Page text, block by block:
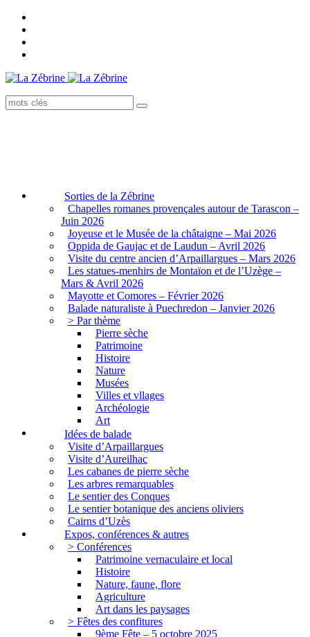
Sorties de la Zébrine
Chapelles romanes provençales autour de Tarascon –
Juin 2026
Joyeuse et le Musée de la châtaigne – Mai 2026
Oppida de Gaujac et de Laudun – Avril 2026
Visite du centre ancien d’Arpaillargues – Mars 2026
Les statues-menhirs de Montaïon et de l’Uzège –
Mars & Avril 2026
Mayotte et Comores – Février 2026
Balade naturaliste à Puechredon – Janvier 2026
> Par thème
Pierre sèche
Patrimoine
Histoire
Nature
Musées
Villes et vllages
Archéologie
Art
Idées de balade
Visite d’Arpaillargues
Visite d’Aureilhac
Les cabanes de pierre sèche
Les arbres remarquables
Le sentier des Conques
Le sentier botanique des anciens oliviers
Cairns d’Uzès
Expos, conférences & autres
> Conférences
Patrimoine vernaculaire et local
Histoire
Nature, faune, flore
Agriculture
Art dans les paysages
> Fêtes des confitures
9ème Fête – 5 octobre 2025